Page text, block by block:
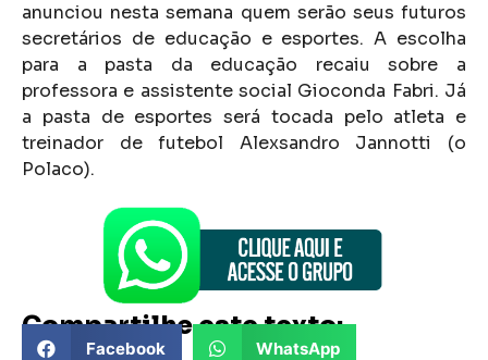
anunciou nesta semana quem serão seus futuros
secretários de educação e esportes. A escolha
para a pasta da educação recaiu sobre a
professora e assistente social Gioconda Fabri. Já
a pasta de esportes será tocada pelo atleta e
treinador de futebol Alexsandro Jannotti (o
Polaco).
Compartilhe este texto:
Facebook WhatsApp